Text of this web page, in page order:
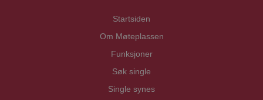
Startsiden
Om Møteplassen
Funksjoner
Søk single
Single synes